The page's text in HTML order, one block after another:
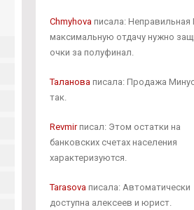
Chmyhovaписала: Неправильная
максимальную отдачу нужно
очки за полуфинал.
Талановаписала: Продажа
так.
Revmirписал: Этом остатки на
банковских счетах населения
характеризуются.
Tarasovaписала: Автоматически
доступна алексеев и юрист.